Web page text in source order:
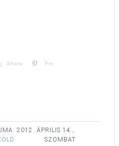
Share Pin
2012. ÁPRILIS 14.,
SZOMBAT